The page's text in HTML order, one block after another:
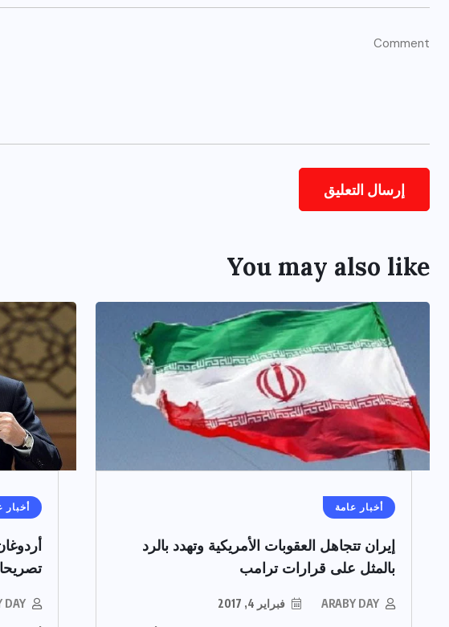
You may also like
أخبار عامة
إيران تتجاهل العقوبات الأمريكية وتهدد بالرد
بالمثل على قرارات ترامب
ARABY DAY فبراير 4, 2017
أخبار
DAY